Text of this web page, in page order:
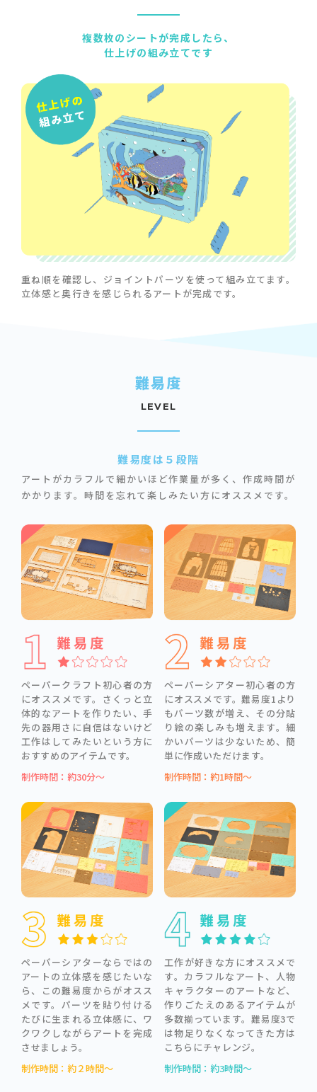
複数枚のシートが完成したら、
仕上げの組み立てです
重ね順を確認し、ジョイントパーツを使って組み立てます。
立体感と奥行きを感じられるアートが完成です。
難易度
LEVEL
難易度は５段階
アートがカラフルで細かいほど作業量が多く、作成時間が
かかります。 時間を忘れて楽しみたい方にオススメです。
ペーパークラフト初心者の方
にオススメです。さくっと立
体的なアートを作りたい、手
先の器用さに自信はないけど
工作はしてみたいという方に
おすすめのアイテムです。
制作時間：約30分～
ペーパーシアター初心者の方
にオススメです。難易度1より
もパーツ数が増え、その分貼
り絵の楽しみも増えます。細
かいパーツは少ないため、簡
単に作成いただけます。
制作時間：約1時間～
ペーパーシアターならではの
アートの立体感を感じたいな
ら、この難易度からがオスス
メです。パーツを貼り付ける
たびに生まれる立体感に、ワ
クワクしながらアートを完成
させましょう。
制作時間：約２時間～
工作が好きな方にオススメで
す。カラフルなアート、人物
キャラクターのアートなど、
作りごたえのあるアイテムが
多数揃っています。難易度3で
は物足りなくなってきた方は
こちらにチャレンジ。
制作時間：約3時間～